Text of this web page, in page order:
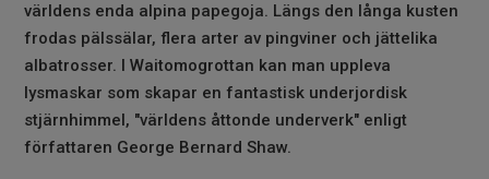
världens enda alpina papegoja. Längs den långa kusten
frodas pälssälar, flera arter av pingviner och jättelika
albatrosser. I Waitomogrottan kan man uppleva
lysmaskar som skapar en fantastisk underjordisk
stjärnhimmel, "världens åttonde underverk" enligt
författaren George Bernard Shaw.